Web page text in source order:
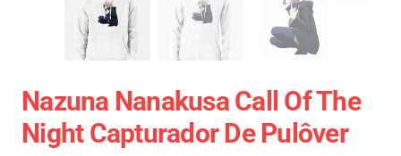
Nazuna Nanakusa Call Of The
Night Capturador De Pulôver